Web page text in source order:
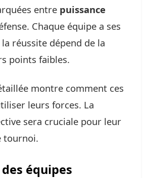
entre puissance
Chaque équipe a ses
réussite dépend de la
points faibles.
montre comment ces
leurs forces. La
sera cruciale pour leur
tournoi.
équipes